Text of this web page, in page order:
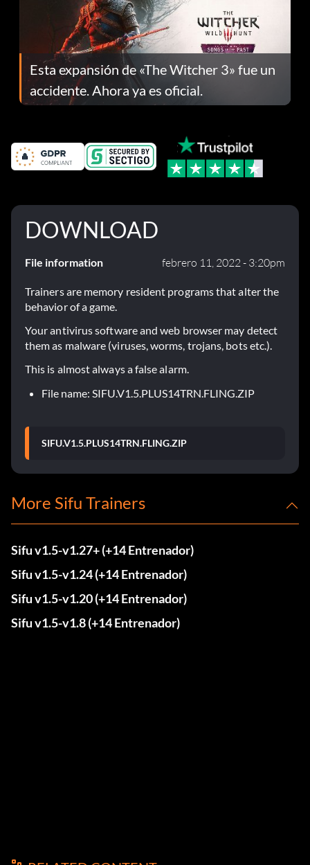
Esta expansión de «The Witcher 3» fue un
accidente. Ahora ya es oficial.
DOWNLOAD
File information febrero 11, 2022 - 3:20pm
Trainers are memory resident programs that alter the
behavior of a game.
Your antivirus software and web browser may detect
them as malware (viruses, worms, trojans, bots etc.).
This is almost always a false alarm.
File name: SIFU.V1.5.PLUS14TRN.FLING.ZIP
SIFU.V1.5.PLUS14TRN.FLING.ZIP
More Sifu Trainers
Sifu v1.5-v1.27+ (+14 Entrenador)
Sifu v1.5-v1.24 (+14 Entrenador)
Sifu v1.5-v1.20 (+14 Entrenador)
Sifu v1.5-v1.8 (+14 Entrenador)